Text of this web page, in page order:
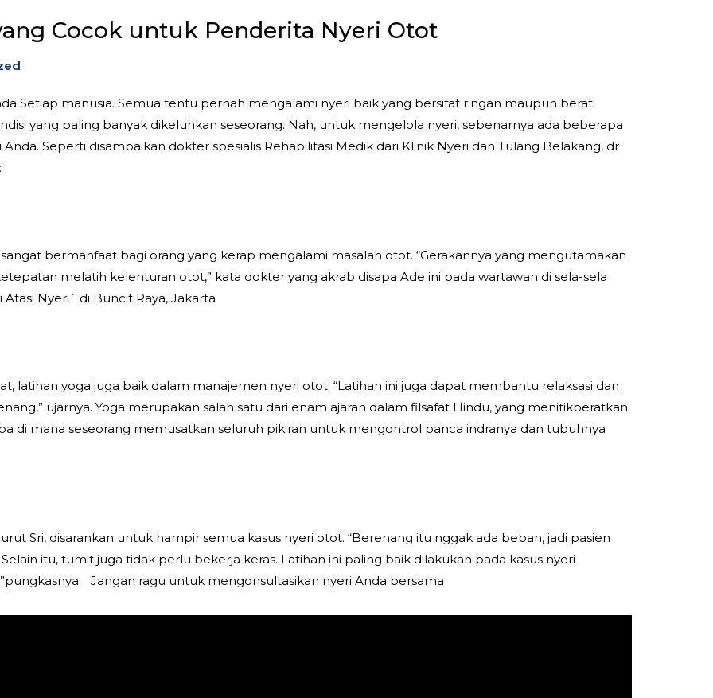
Cocok untuk Penderita Nyeri Otot
Setiap manusia. Semua tentu pernah mengalami nyeri baik yang bersifat ringan maupun berat.
yang paling banyak dikeluhkan seseorang. Nah, untuk mengelola nyeri, sebenarnya ada beberapa
Seperti disampaikan dokter spesialis Rehabilitasi Medik dari Klinik Nyeri dan Tulang Belakang, dr
sangat bermanfaat bagi orang yang kerap mengalami masalah otot. “Gerakannya yang mengutamakan
melatih kelenturan otot,” kata dokter yang akrab disapa Ade ini pada wartawan di sela-sela
Nyeri` di Buncit Raya, Jakarta
latihan yoga juga baik dalam manajemen nyeri otot. “Latihan ini juga dapat membantu relaksasi dan
ujarnya. Yoga merupakan salah satu dari enam ajaran dalam filsafat Hindu, yang menitikberatkan
di mana seseorang memusatkan seluruh pikiran untuk mengontrol panca indranya dan tubuhnya
Sri, disarankan untuk hampir semua kasus nyeri otot. “Berenang itu nggak ada beban, jadi pasien
itu, tumit juga tidak perlu bekerja keras. Latihan ini paling baik dilakukan pada kasus nyeri
Jangan ragu untuk mengonsultasikan nyeri Anda bersama